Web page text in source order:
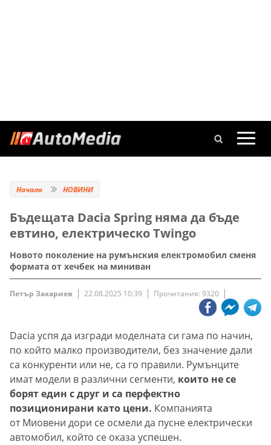
Начало НОВИНИ
Бъдещата Dacia Spring няма да бъде
евтино, електрическо Twingo
Новото поколение на румънския електромобил сменя
формата от хечбек на миниван
Петър Захариев 22.08.2025 10:39 Прочитания: 9320
Dacia успя да изгради моделната си гама по начин,
по който малко производители, без значение дали
са конкуренти или не, са го правили. Румънците
имат модели в различни сегменти, които не се
борят един с друг и са перфектно
позиционирани като цени. Компанията
от Миовени дори се осмели да пусне електрически
автомобил, който се оказа успешен.